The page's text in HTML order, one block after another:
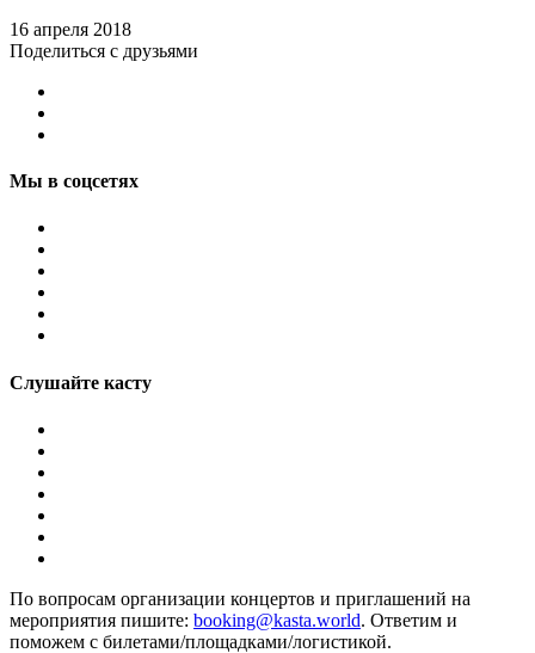
16 апреля 2018
Поделиться с друзьями
Мы в соцсетях
Слушайте касту
По вопросам организации концертов и приглашений на
мероприятия пишите: booking@kasta.world. Ответим и
поможем с билетами/площадками/логистикой.